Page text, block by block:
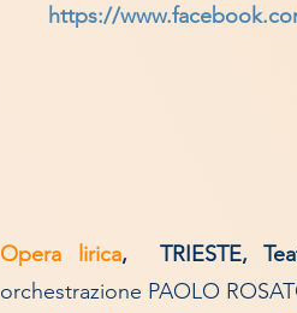
https://
Opera lirica, TRIESTE,
orchestrazione PAOLO